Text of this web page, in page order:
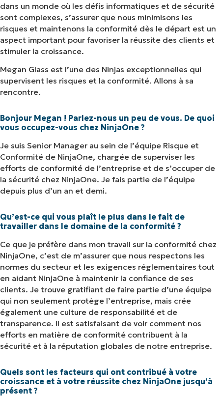
dans un monde où les défis informatiques et de sécurité
sont complexes, s’assurer que nous minimisons les
risques et maintenons la conformité dès le départ est un
aspect important pour favoriser la réussite des clients et
stimuler la croissance.
Megan Glass est l’une des Ninjas exceptionnelles qui
supervisent les risques et la conformité. Allons à sa
rencontre.
Bonjour Megan ! Parlez-nous un peu de vous. De quoi
vous occupez-vous chez NinjaOne ?
Je suis Senior Manager au sein de l’équipe Risque et
Conformité de NinjaOne, chargée de superviser les
efforts de conformité de l’entreprise et de s’occuper de
la sécurité chez NinjaOne. Je fais partie de l’équipe
depuis plus d’un an et demi.
Qu’est-ce qui vous plaît le plus dans le fait de
travailler dans le domaine de la conformité ?
Ce que je préfère dans mon travail sur la conformité chez
NinjaOne, c’est de m’assurer que nous respectons les
normes du secteur et les exigences réglementaires tout
en aidant NinjaOne à maintenir la confiance de ses
clients. Je trouve gratifiant de faire partie d’une équipe
qui non seulement protège l’entreprise, mais crée
également une culture de responsabilité et de
transparence. Il est satisfaisant de voir comment nos
efforts en matière de conformité contribuent à la
sécurité et à la réputation globales de notre entreprise.
Quels sont les facteurs qui ont contribué à votre
croissance et à votre réussite chez NinjaOne jusqu’à
présent ?